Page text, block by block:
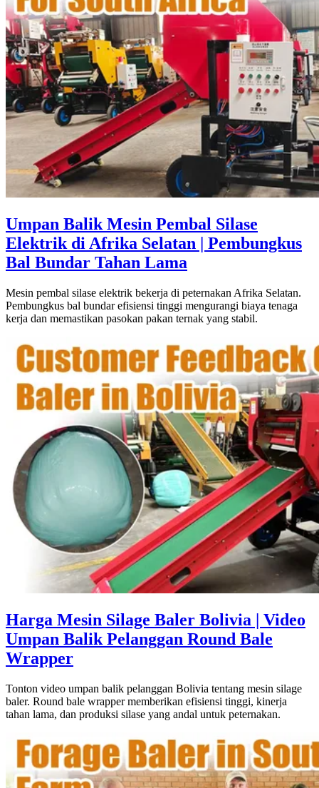
Umpan Balik Mesin Pembal Silase
Elektrik di Afrika Selatan | Pembungkus
Bal Bundar Tahan Lama
Mesin pembal silase elektrik bekerja di peternakan Afrika Selatan.
Pembungkus bal bundar efisiensi tinggi mengurangi biaya tenaga
kerja dan memastikan pasokan pakan ternak yang stabil.
Harga Mesin Silage Baler Bolivia | Video
Umpan Balik Pelanggan Round Bale
Wrapper
Tonton video umpan balik pelanggan Bolivia tentang mesin silage
baler. Round bale wrapper memberikan efisiensi tinggi, kinerja
tahan lama, dan produksi silase yang andal untuk peternakan.